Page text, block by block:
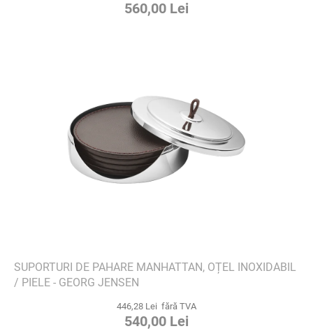
560,00 Lei
SUPORTURI DE PAHARE MANHATTAN, OȚEL INOXIDABIL
/ PIELE - GEORG JENSEN
446,28 Lei fără TVA
540,00 Lei